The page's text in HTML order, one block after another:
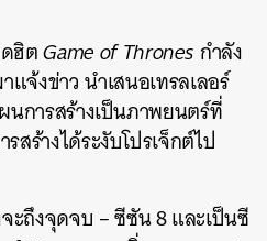
ดฮิตGame of Thronesกำลัง
จ้งข่าว นำเสนอเทรลเลอร์
การสร้างเป็นภาพยนตร์ที่
สร้างได้ระงับโปรเจ็กต์ไป
ะถึงจุดจบ – ซีซัน 8 และเป็นซี